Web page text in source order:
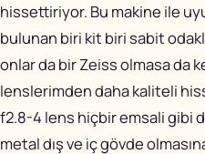
hissettiriyor. Bu makine ile
bulunan biri kit biri sabit
onlar da bir Zeiss olmasa da
lenslerimden daha kaliteli
f2.8-4 lens hiçbir emsali gibi
metal dış ve iç gövde